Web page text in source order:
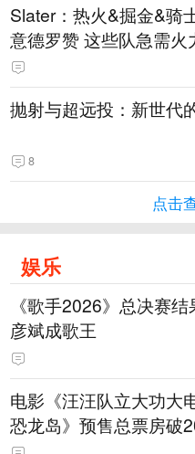
Slater：热火&掘金&骑
意德罗赞 这些队急需火
抛射与超远投：新世代
8
点击
娱乐
《歌手2026》总决赛
彦斌成歌王
电影《汪汪队立大功大
恐龙岛》预售总票房破